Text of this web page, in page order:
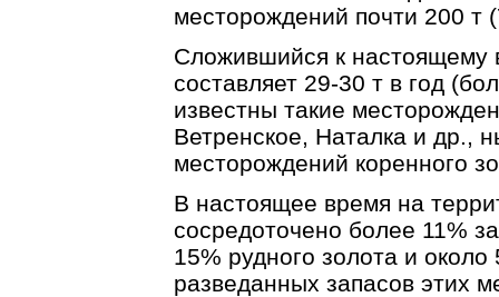
месторождений почти 200 т
Сложившийся к настоящему
составляет 29-30 т в год
известны такие
Ветренское, Наталка и др.,
месторождений коренного
В настоящее время на
сосредоточено более 11%
15% рудного золота и
разведанных запасов этих